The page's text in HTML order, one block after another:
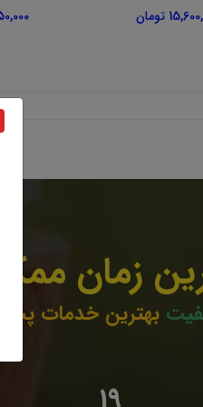
تومان
زمان
بهترین خدمات